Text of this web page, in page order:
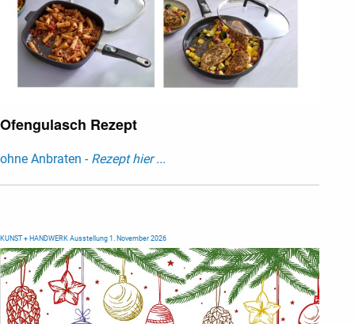
Ofengulasch Rezept
ohne Anbraten - Rezept hier ...
KUNST + HANDWERK Ausstellung 1. November 2026